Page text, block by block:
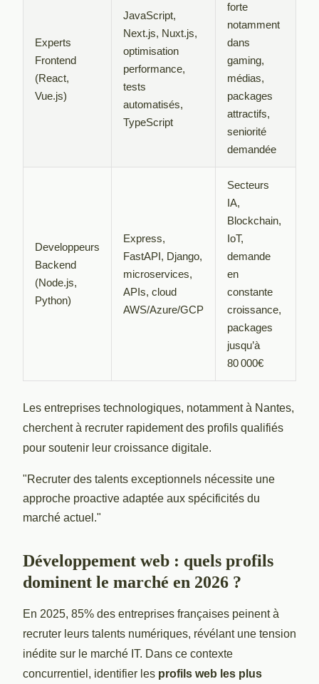
Experts
Frontend
(React,
Vue.js)
JavaScript,
Next.js, Nuxt.js,
optimisation
performance,
tests
automatisés,
TypeScript
forte
notamment
dans
gaming,
médias,
packages
attractifs,
seniorité
demandée
Developpeurs
Backend
(Node.js,
Python)
Express,
FastAPI, Django,
microservices,
APIs, cloud
AWS/Azure/GCP
Secteurs
IA,
Blockchain,
IoT,
demande
en
constante
croissance,
packages
jusqu’à
80 000€
Les entreprises technologiques, notamment à Nantes,
cherchent à recruter rapidement des profils qualifiés
pour soutenir leur croissance digitale.
"Recruter des talents exceptionnels nécessite une
approche proactive adaptée aux spécificités du
marché actuel."
Développement web : quels profils
dominent le marché en 2026 ?
En 2025, 85% des entreprises françaises peinent à
recruter leurs talents numériques, révélant une tension
inédite sur le marché IT. Dans ce contexte
concurrentiel, identifier les profils web les plus